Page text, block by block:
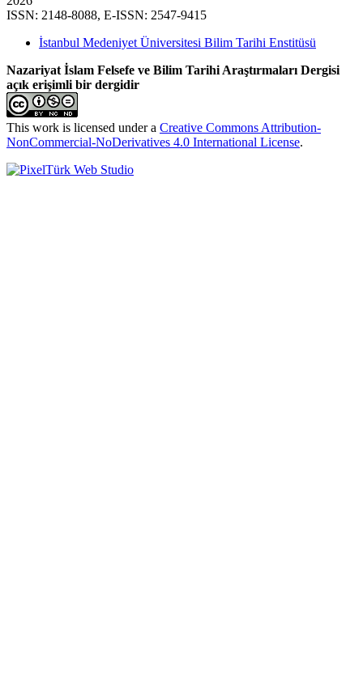
ISSN: 2148-8088, E-ISSN: 2547-9415
İstanbul Medeniyet Üniversitesi Bilim Tarihi Enstitüsü
Nazariyat İslam Felsefe ve Bilim Tarihi Araştırmaları Dergisi
açık erişimli bir dergidir
This work is licensed under a Creative Commons Attribution-
NonCommercial-NoDerivatives 4.0 International License.